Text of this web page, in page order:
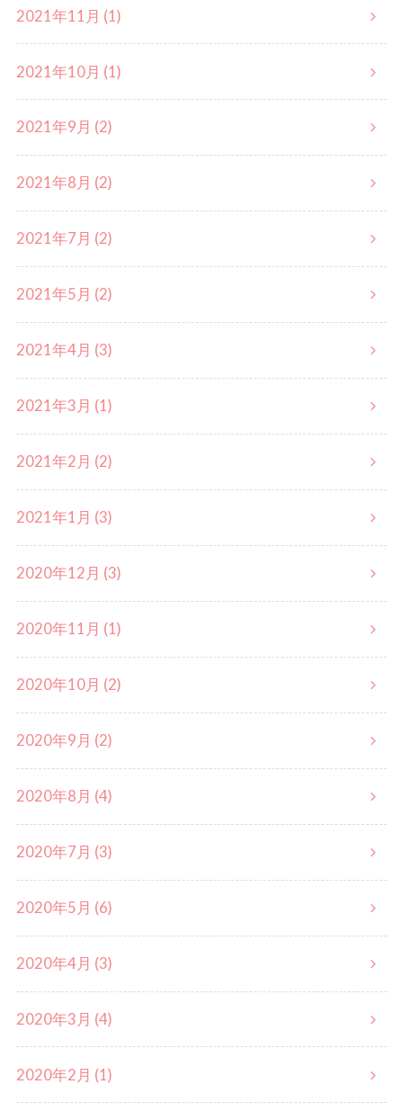
2021年11月 (1)
2021年10月 (1)
2021年9月 (2)
2021年8月 (2)
2021年7月 (2)
2021年5月 (2)
2021年4月 (3)
2021年3月 (1)
2021年2月 (2)
2021年1月 (3)
2020年12月 (3)
2020年11月 (1)
2020年10月 (2)
2020年9月 (2)
2020年8月 (4)
2020年7月 (3)
2020年5月 (6)
2020年4月 (3)
2020年3月 (4)
2020年2月 (1)